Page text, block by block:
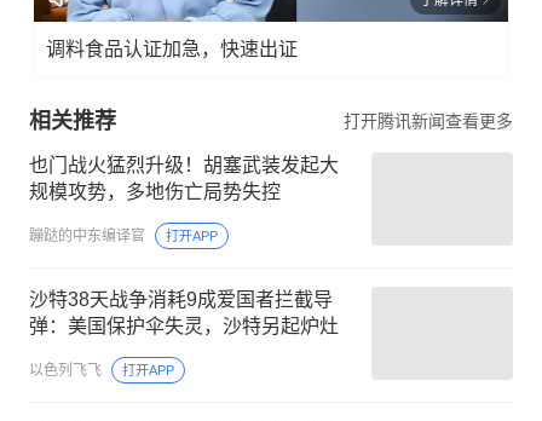
调料食品认证加急，快速出证
相关推荐 打开腾讯新闻查看更多
也门战火猛烈升级！胡塞武装发起大
规模攻势，多地伤亡局势失控
蹦跶的中东编译官 打开APP
沙特38天战争消耗9成爱国者拦截导
弹：美国保护伞失灵，沙特另起炉灶
以色列飞飞 打开APP